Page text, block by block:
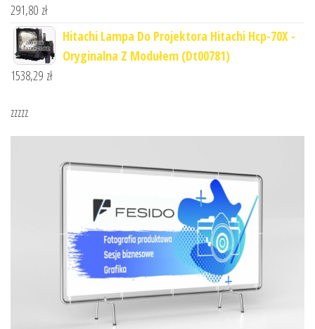
291,80 zł
Hitachi Lampa Do Projektora Hitachi Hcp-70X -
Oryginalna Z Modułem (Dt00781)
1538,29 zł
zzzzz